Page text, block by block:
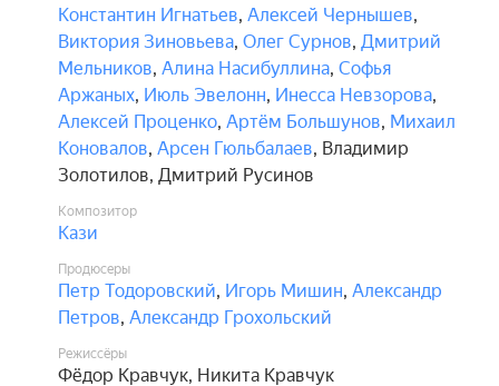
Константин Игнатьев, Алексей Чернышев,
Виктория Зиновьева, Олег Сурнов, Дмитрий
Мельников, Алина Насибуллина, Софья
Аржаных, Июль Эвелонн, Инесса Невзорова,
Алексей Проценко, Артём Большунов, Михаил
Коновалов, Арсен Гюльбалаев, Владимир
Золотилов, Дмитрий Русинов
Композитор
Кази
Продюсеры
Петр Тодоровский, Игорь Мишин, Александр
Петров, Александр Грохольский
Режиссёры
Фёдор Кравчук, Никита Кравчук